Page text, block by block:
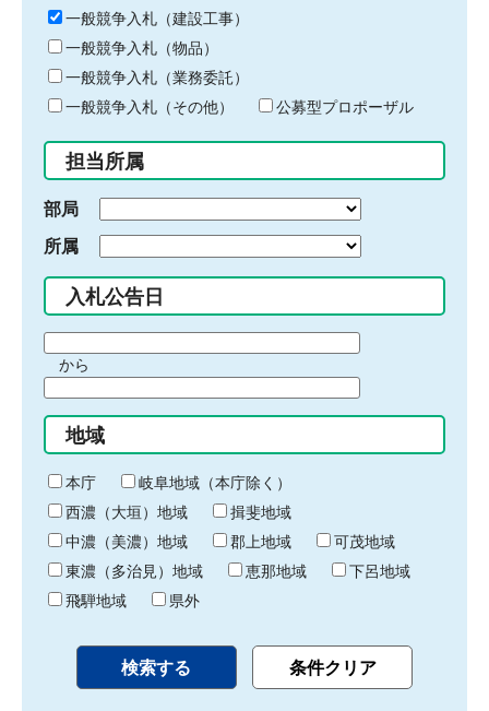
キ
ー
ワ
ー
ド
入
力
一般競争入札（建設工事）
一般競争入札（物品）
一般競争入札（業務委託）
一般競争入札（その他）
公募型プロポーザル
担当所属
部局
所属
入札公告日
間
始
り
から
間
終
わ
り
地域
本庁
岐阜地域（本庁除く）
西濃（大垣）地域
揖斐地域
中濃（美濃）地域
郡上地域
可茂地域
東濃（多治見）地域
恵那地域
下呂地域
飛騨地域
県外